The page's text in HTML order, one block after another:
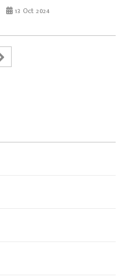
13 Oct 2024